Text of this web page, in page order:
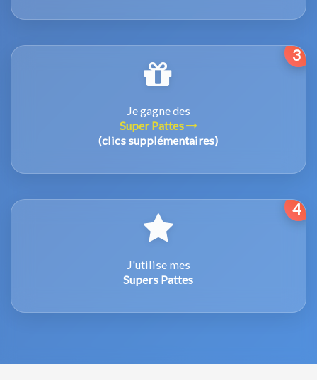
3
Je gagne des
Super Pattes
(clics supplémentaires)
4
J'utilise mes
Supers Pattes